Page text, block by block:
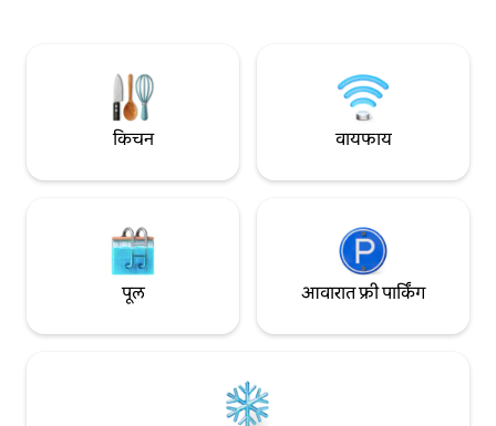
सायगॉनची सैर करत दिवसभर फिरल्यानंतर
विश्रांतीसाठी आदर्श!
आमच्या अपार्टमेंटमध्ये
किचन वायफाय
पूल आवारात फ्री पार्किंग